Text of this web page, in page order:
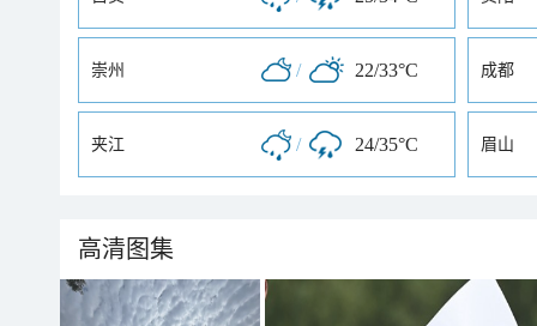
崇州 / 22/33°C 成都
夹江 / 24/35°C 眉山
高清图集